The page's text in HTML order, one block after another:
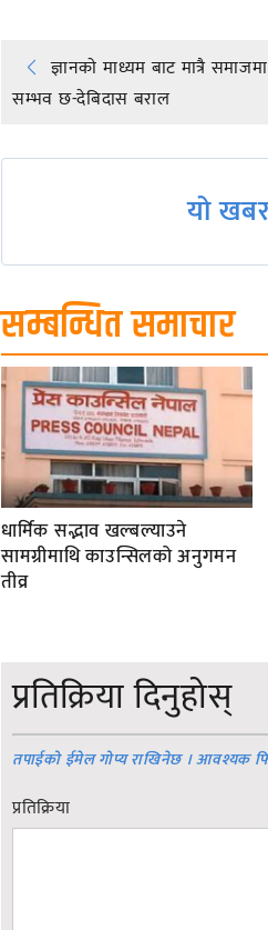
Post
navigation
ज्ञानकाे माध्यम बाट मात्रै
सम्भव छ-देबिदास बराल
यो
सम्बन्धित समाचार
धार्मिक सद्भाव खल्बल्याउने
सामग्रीमाथि काउन्सिलको अनुगमन
तीव्र
प्रतिक्रिया दिनुहोस्
तपाईको ईमेल गोप्य राखिनेछ । आवश्यक
प्रतिक्रिया